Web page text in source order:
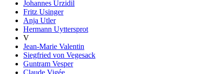
Johannes Urzidil
Fritz Usinger
Anja Utler
Hermann Uyttersprot
V
Jean-Marie Valentin
Siegfried von Vegesack
Guntram Vesper
Claude Vigée